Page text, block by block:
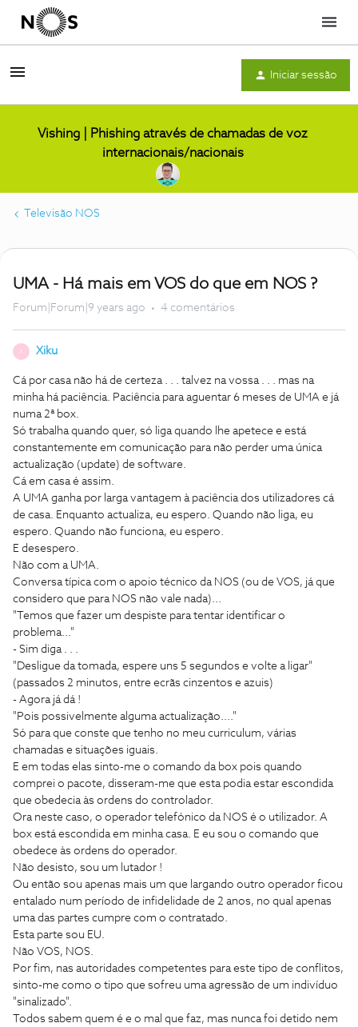
Menu
Iniciar sessão
Vishing | Phishing através de chamadas de voz
internacionais/nacionais
Televisão NOS
UMA - Há mais em VOS do que em NOS ?
Forum|Forum|9 years ago 4 comentários
X Xiku
Cá por casa não há de certeza . . . talvez na vossa . . . mas na
minha há paciência. Paciência para aguentar 6 meses de UMA e já
numa 2ª box.
Só trabalha quando quer, só liga quando lhe apetece e está
constantemente em comunicação para não perder uma única
actualização (update) de software.
Cá em casa é assim.
A UMA ganha por larga vantagem à paciência dos utilizadores cá
de casa. Enquanto actualiza, eu espero. Quando não liga, eu
espero. Quando não funciona, eu espero.
E desespero.
Não com a UMA.
Conversa típica com o apoio técnico da NOS (ou de VOS, já que
considero que para NOS não vale nada)...
"Temos que fazer um despiste para tentar identificar o
problema..."
- Sim diga . . .
"Desligue da tomada, espere uns 5 segundos e volte a ligar"
(passados 2 minutos, entre ecrãs cinzentos e azuis)
- Agora já dá !
"Pois possivelmente alguma actualização...."
Só para que conste que tenho no meu curriculum, várias
chamadas e situações iguais.
E em todas elas sinto-me o comando da box pois quando
comprei o pacote, disseram-me que esta podia estar escondida
que obedecia às ordens do controlador.
Ora neste caso, o operador telefónico da NOS é o utilizador. A
box está escondida em minha casa. E eu sou o comando que
obedece às ordens do operador.
Não desisto, sou um lutador !
Ou então sou apenas mais um que largando outro operador ficou
entalado num período de infidelidade de 2 anos, no qual apenas
uma das partes cumpre com o contratado.
Esta parte sou EU.
Não VOS, NOS.
Por fim, nas autoridades competentes para este tipo de conflitos,
sinto-me como o tipo que sofreu uma agressão de um indivíduo
"sinalizado".
Todos sabem quem é e o mal que faz, mas nunca foi detido nem